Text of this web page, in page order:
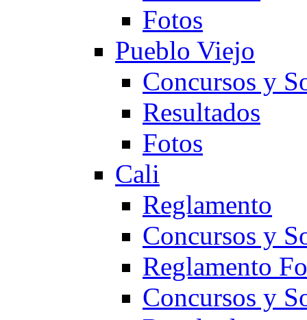
Fotos
Pueblo Viejo
Concursos y
Resultados
Fotos
Cali
Reglamento
Concursos y
Reglamento
Concursos y